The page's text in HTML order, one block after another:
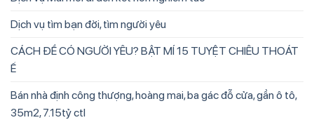
Dịch vụ tìm bạn đời, tìm người yêu
CÁCH ĐỂ CÓ NGƯỜI YÊU? BẬT MÍ 15 TUYỆT CHIÊU THOÁT
Ế
Bán nhà định công thượng, hoàng mai, ba gác đỗ cửa, gần ô tô,
35m2, 7.15tỷ ctl